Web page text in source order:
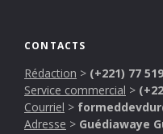
CONTACTS
Rédaction > (+221) 77
Service commercial >
Courriel >
Adresse > Guédiawaye